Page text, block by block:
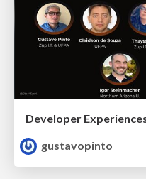
gustavopinto